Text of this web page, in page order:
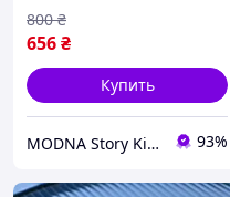
656₴
800 ₴
Купить
MODNA Story Kids. Интернет-магазин модной детской и подростковой одежды и обуви 93%